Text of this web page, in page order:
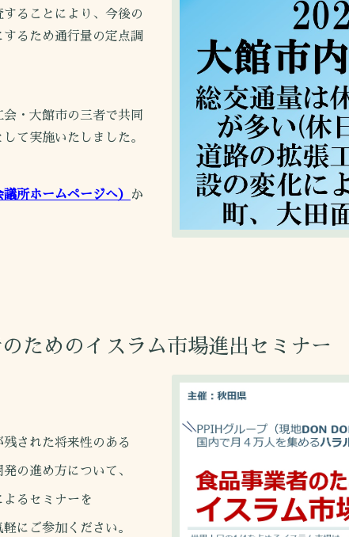
ることにより、今後の
るため通行量の定点調
・大館市の三者で共同
て実施いたしました。
所ホームページへ）
か
ためのイスラム市場進出セミナー
された将来性のある
の進め方について、
るセミナーを
にご参加ください。